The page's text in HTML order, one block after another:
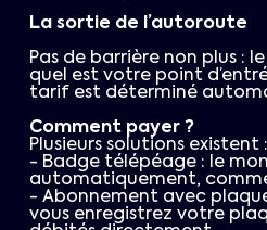
La sortie de l’autoroute
Pas de barrière non plus :
quel est votre point
tarif est déterminé
Comment payer ?
Plusieurs solutions existent :
- Badge télépéage : le
automatiquement,
- Abonnement avec
vous enregistrez votre